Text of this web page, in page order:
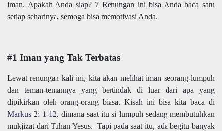
iman. Apakah Anda siap? 7 Renungan ini bisa Anda baca satu
setiap seharinya, semoga bisa memotivasi Anda.
#1 Iman yang Tak Terbatas
Lewat renungan kali ini, kita akan melihat iman seorang lumpuh
dan teman-temannya yang bertindak di luar dari apa yang
dipikirkan oleh orang-orang biasa. Kisah ini bisa kita baca di
Markus 2: 1-12, dimana saat itu si lumpuh sedang membutuhkan
mukjizat dari Tuhan Yesus.
Tapi pada saat itu, ada begitu banyak